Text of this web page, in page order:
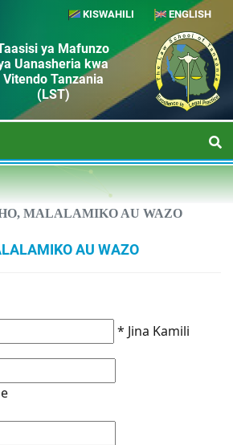
KISWAHILI ENGLISH
ya Mafunzo
Uanasheria kwa
Vitendo Tanzania
(LST)
MALALAMIKO AU WAZO
AU WAZO
* Jina Kamili